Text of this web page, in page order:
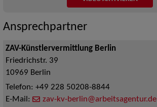
Ansprechpartner
ZAV-Künstlervermittlung Berlin
Friedrichstr. 39
10969 Berlin
Telefon: +49 228 50208-8844
E-Mail:
zav-kv-berlin@arbeitsagentur.de